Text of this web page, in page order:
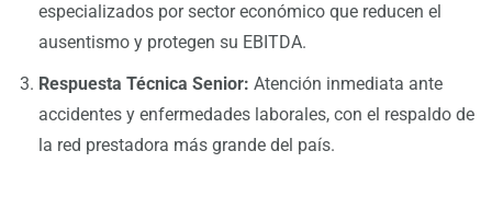
especializados por sector económico que reducen el
ausentismo y protegen su EBITDA.
Respuesta Técnica Senior: Atención inmediata ante
accidentes y enfermedades laborales, con el respaldo de
la red prestadora más grande del país.